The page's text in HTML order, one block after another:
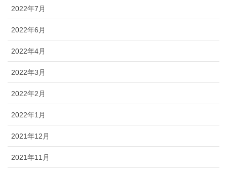
2022年7月
2022年6月
2022年4月
2022年3月
2022年2月
2022年1月
2021年12月
2021年11月